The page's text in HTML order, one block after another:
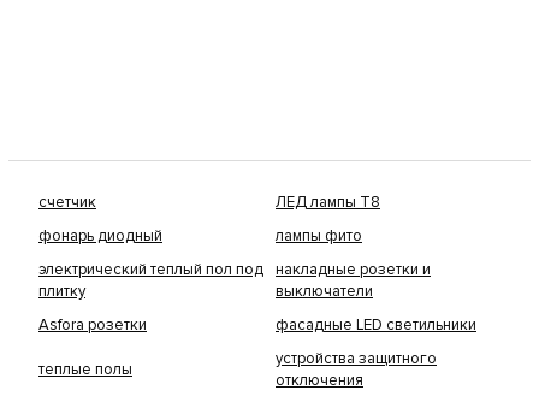
счетчик
ЛЕД лампы Т8
фонарь диодный
лампы фито
электрический теплый пол под
плитку
накладные розетки и
выключатели
Asfora розетки
фасадные LED светильники
теплые полы
устройства защитного
отключения